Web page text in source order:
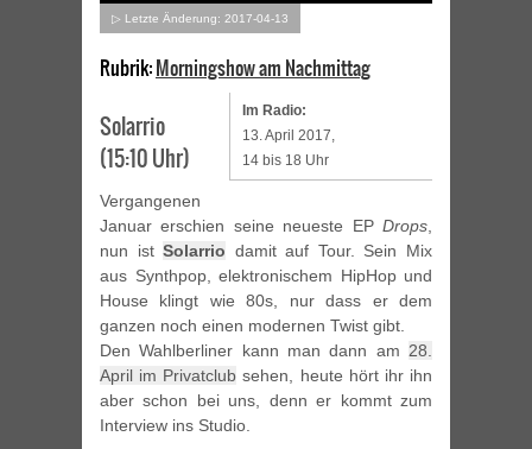
▷ Letzte Änderung: 2017-04-13
Rubrik:Morningshow am Nachmittag
Im Radio:
13. April 2017,
14 bis 18 Uhr
Solarrio
(15:10 Uhr)
Vergangenen
Januar erschien seine neueste EP Drops,
nun istSolarrio damit auf Tour. Sein Mix
aus Synthpop, elektronischem HipHop und
House klingt wie 80s, nur dass er dem
ganzen noch einen modernen Twist gibt.
Den Wahlberliner kann man dann am 28.
April im Privatclub sehen, heute hört ihr ihn
aber schon bei uns, denn er kommt zum
Interview ins Studio.